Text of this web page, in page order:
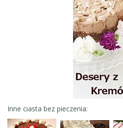
Inne ciasta bez pieczenia: